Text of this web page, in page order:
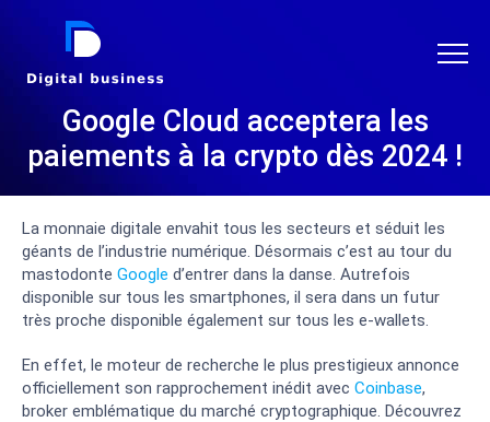
DIGITAL BUSINESS
Google Cloud acceptera les
paiements à la crypto dès 2024 !
La monnaie digitale envahit tous les secteurs et séduit les
géants de l’industrie numérique. Désormais c’est au tour du
mastodonte Google d’entrer dans la danse. Autrefois
disponible sur tous les smartphones, il sera dans un futur
très proche disponible également sur tous les e-wallets.
En effet, le moteur de recherche le plus prestigieux annonce
officiellement son rapprochement inédit avec Coinbase,
broker emblématique du marché cryptographique. Découvrez